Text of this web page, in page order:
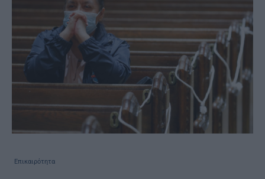
Επικαιρότητα